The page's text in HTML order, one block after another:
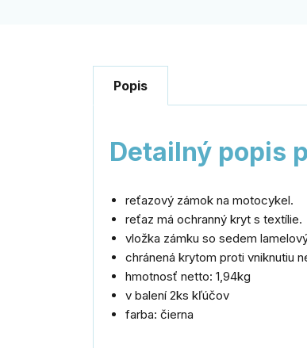
Popis
Detailný popis
reťazový zámok na motocykel.
reťaz má ochranný kryt s textílie.
vložka zámku so sedem
chránená krytom proti vniknutiu
hmotnosť netto: 1,94kg
v balení 2ks kľúčov
farba: čierna